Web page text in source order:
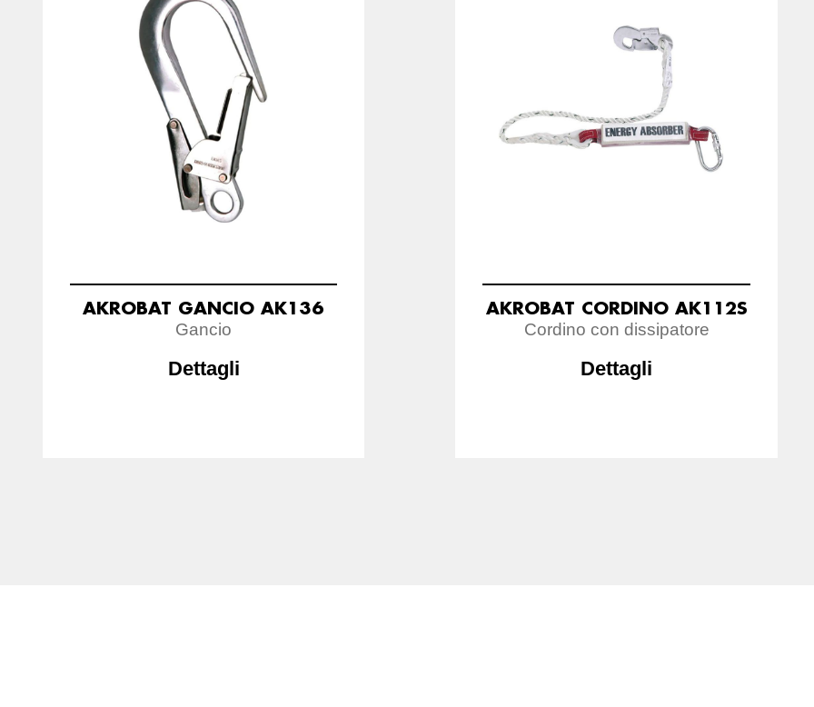
AKROBAT GANCIO AK136
Gancio
Dettagli
AKROBAT CORDINO AK112S
Cordino con dissipatore
Dettagli